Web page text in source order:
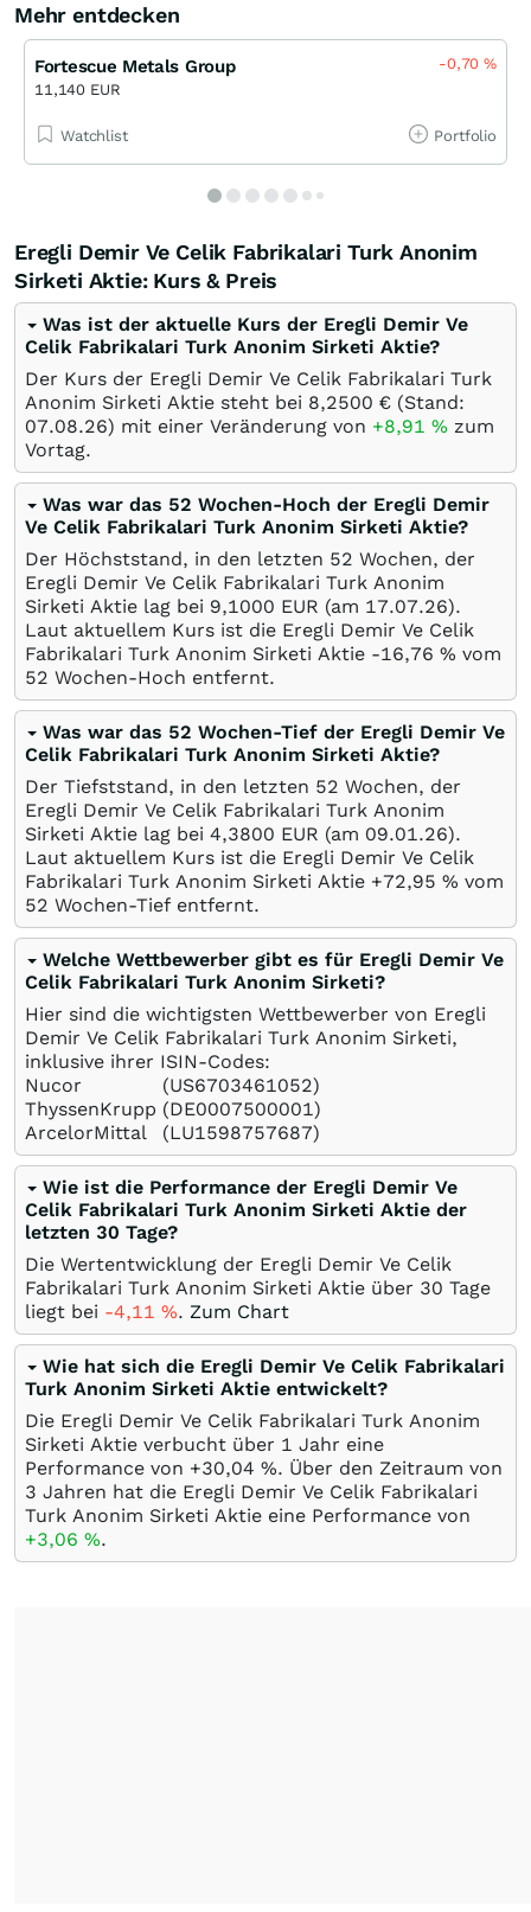
Mehr entdecken
Fortescue Metals Group
11,140 EUR
-0,70%
Watchlist Portfolio
Eregli Demir Ve Celik Fabrikalari Turk Anonim
Sirketi Aktie: Kurs & Preis
Was ist der aktuelle Kurs der Eregli Demir Ve
Celik Fabrikalari Turk Anonim Sirketi Aktie?
Der Kurs der Eregli Demir Ve Celik Fabrikalari Turk
Anonim Sirketi Aktie steht bei 8,2500 € (Stand:
07.08.26) mit einer Veränderung von +8,91 % zum
Vortag.
Was war das 52 Wochen-Hoch der Eregli Demir
Ve Celik Fabrikalari Turk Anonim Sirketi Aktie?
Der Höchststand, in den letzten 52 Wochen, der
Eregli Demir Ve Celik Fabrikalari Turk Anonim
Sirketi Aktie lag bei 9,1000 EUR (am 17.07.26).
Laut aktuellem Kurs ist die Eregli Demir Ve Celik
Fabrikalari Turk Anonim Sirketi Aktie -16,76 % vom
52 Wochen-Hoch entfernt.
Was war das 52 Wochen-Tief der Eregli Demir Ve
Celik Fabrikalari Turk Anonim Sirketi Aktie?
Der Tiefststand, in den letzten 52 Wochen, der
Eregli Demir Ve Celik Fabrikalari Turk Anonim
Sirketi Aktie lag bei 4,3800 EUR (am 09.01.26).
Laut aktuellem Kurs ist die Eregli Demir Ve Celik
Fabrikalari Turk Anonim Sirketi Aktie +72,95 % vom
52 Wochen-Tief entfernt.
Welche Wettbewerber gibt es für Eregli Demir Ve
Celik Fabrikalari Turk Anonim Sirketi?
Hier sind die wichtigsten Wettbewerber von Eregli
Demir Ve Celik Fabrikalari Turk Anonim Sirketi,
inklusive ihrer ISIN-Codes:
Nucor
(US6703461052)
ThyssenKrupp (DE0007500001)
ArcelorMittal
(LU1598757687)
Wie ist die Performance der Eregli Demir Ve
Celik Fabrikalari Turk Anonim Sirketi Aktie der
letzten 30 Tage?
Die Wertentwicklung der Eregli Demir Ve Celik
Fabrikalari Turk Anonim Sirketi Aktie über 30 Tage
liegt bei -4,11 %. Zum Chart
Wie hat sich die Eregli Demir Ve Celik Fabrikalari
Turk Anonim Sirketi Aktie entwickelt?
Die Eregli Demir Ve Celik Fabrikalari Turk Anonim
Sirketi Aktie verbucht über 1 Jahr eine
Performance von +30,04 %. Über den Zeitraum von
3 Jahren hat die Eregli Demir Ve Celik Fabrikalari
Turk Anonim Sirketi Aktie eine Performance von
+3,06 %.